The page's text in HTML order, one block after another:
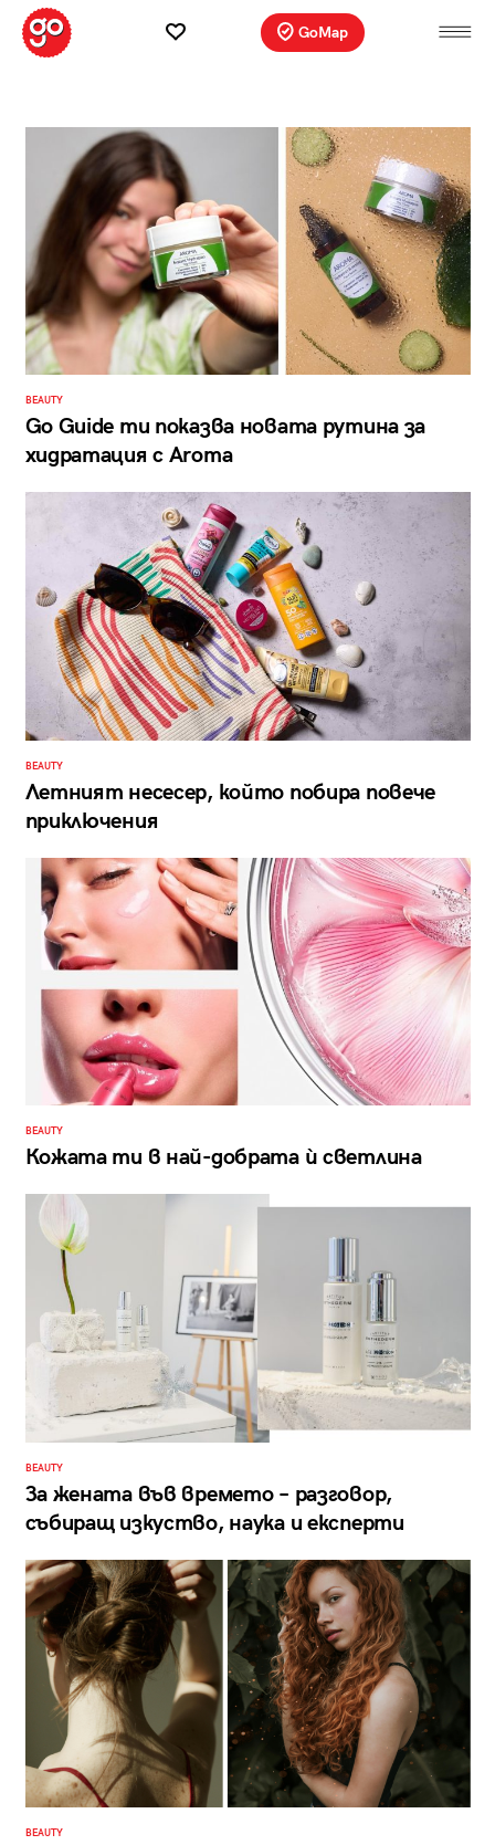
GoMap
BEAUTY
Go Guide ти показва новата рутина за
хидратация с Aroma
BEAUTY
Летният несесер, който побира повече
приключения
BEAUTY
Кожата ти в най-добрата ѝ светлина
BEAUTY
За жената във времето – разговор,
събиращ изкуство, наука и експерти
BEAUTY